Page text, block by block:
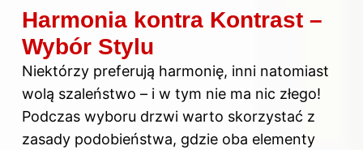
Harmonia kontra Kontrast –
Wybór Stylu
Niektórzy preferują harmonię, inni natomiast
wolą szaleństwo – i w tym nie ma nic złego!
Podczas wyboru drzwi warto skorzystać z
zasady podobieństwa, gdzie oba elementy